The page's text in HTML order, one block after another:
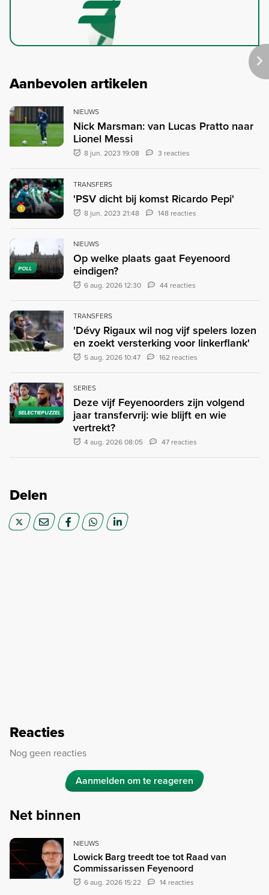
Aanbevolen artikelen
NIEUWS
Nick Marsman: van Lucas Pratto naar
Lionel Messi
8 jun. 2023 19:08 3 reacties
TRANSFERS
'PSV dicht bij komst Ricardo Pepi'
8 jun. 2023 21:48 148 reacties
POLL
NIEUWS
Op welke plaats gaat Feyenoord
eindigen?
6 aug. 2026 12:30 44 reacties
TRANSFERS
'Dévy Rigaux wil nog vijf spelers lozen
en zoekt versterking voor linkerflank'
5 aug. 2026 10:47 162 reacties
SELECTIEPUZZEL
SERIES
Deze vijf Feyenoorders zijn volgend
jaar transfervrij: wie blijft en wie
vertrekt?
4 aug. 2026 08:05 47 reacties
Delen
Reacties
Nog geen reacties
Aanmelden om te reageren
Net binnen
NIEUWS
Lowick Barg treedt toe tot Raad van
Commissarissen Feyenoord
6 aug. 2026 15:22 14 reacties